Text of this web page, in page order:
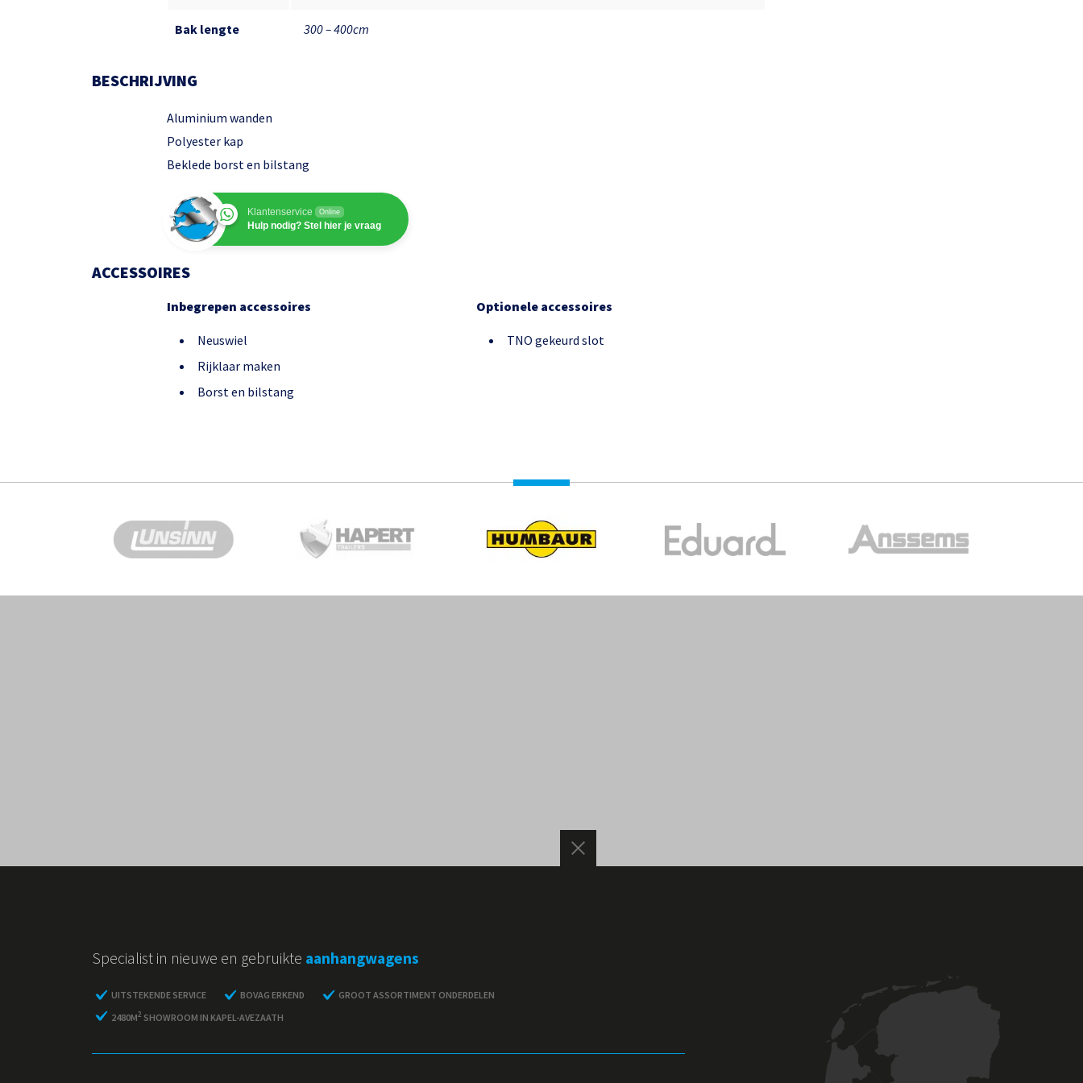
Bak lengte 300 – 400cm
BESCHRIJVING
Aluminium wanden
Polyester kap
Beklede borst en bilstang
Klantenservice Online
Hulp nodig? Stel hier je vraag
ACCESSOIRES
Inbegrepen accessoires
Neuswiel
Rijklaar maken
Borst en bilstang
Optionele accessoires
TNO gekeurd slot
Specialist in nieuwe en gebruikte aanhangwagens
UITSTEKENDE SERVICE BOVAG ERKEND
GROOT ASSORTIMENT ONDERDELEN
2480M2 SHOWROOM IN KAPEL-AVEZAATH